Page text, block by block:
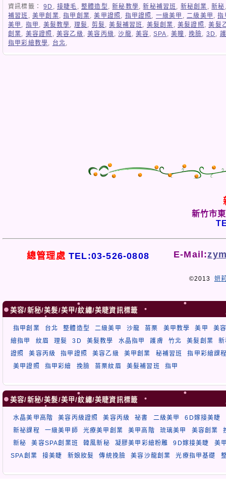
資訊標籤： 9D ,接睫毛 ,整體造型 ,新秘教學,新秘補習班 , 新秘創業 ,新秘
補習班 ,美甲創業,指甲創業,美甲證照 , 指甲證照 , 一級美甲 ,二級美甲 ,指
美甲 , 指甲 , 美髮教學, 理髮, 剪髮,美髮補習班 , 美髮創業 ,美髮證照 ,美髮
創業, 美容證照 ,美容乙級 ,美容丙級 ,沙龍,美容 ,SPA ,美瞳 , 挽臉, 3D ,
指甲彩繪教學, 台北,
新竹市
總管理處 TEL:03-526-0808 E-Mail:
©2013 妍
美容/新秘/美髮/美甲/紋繡/美睫資訊標籤
指甲創業 台北 整體造型 二級美甲 沙龍 苗栗 美甲教學 美甲
美
繪指甲
紋眉 理髮 3D 美髮教學 水晶指甲 護膚 竹北 美髮創業
證照
美容丙級 指甲證照 美容乙級 美甲創業 秘補習班
指甲彩繪課
美甲證照
指甲彩繪 挽臉 苗栗紋眉 美髮補習班 指甲
美容/新秘/美髮/美甲/紋繡/美睫資訊標籤
水晶美甲高階 美容丙級證照 美容丙級 祕書 二級美甲 6D嫁接美睫
新祕課程
一級美甲師 光療美甲創業 美甲高階 琉璃美甲 美容創業
新秘
美容SPA創業班 韓風新秘 凝膠美甲彩繪粉雕 9D嫁接美睫
美
SPA創業
接美睫 新娘妝髮 傳統挽臉 美容沙龍創業 光療指甲基礎